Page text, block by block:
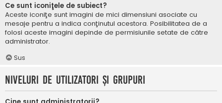
Ce sunt iconiţele de subiect?
Aceste iconiţe sunt imagini de mici dimensiuni asociate cu
mesaje pentru a indica conţinutul acestora. Posibilitatea de a
folosi aceste imagini depinde de permisiunile setate de către
administrator.
Sus
Niveluri de utilizatori şi grupuri